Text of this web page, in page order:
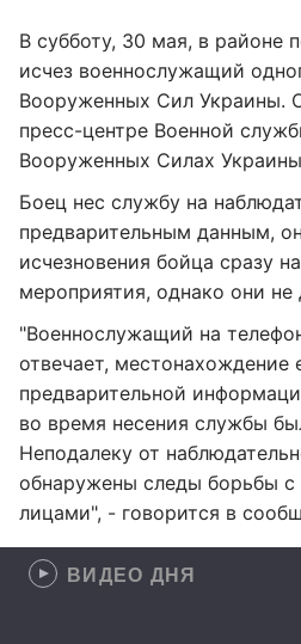
В субботу, 30 мая, в районе
исчез военнослужащий
Вооруженных Сил Украины.
пресс-центре Военной
Вооруженных Силах
Боец нес службу на
предварительным данным,
исчезновения бойца сразу
мероприятия, однако они не
"Военнослужащий на
отвечает, местонахождение
предварительной
во время несения службы
Неподалеку от
обнаружены следы борьбы с
лицами", - говорится в
ВИДЕО ДНЯ